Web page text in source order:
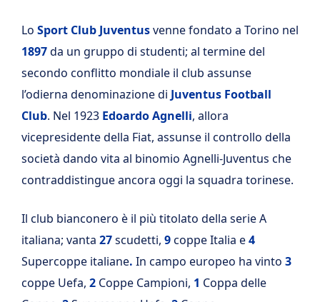
Lo Sport Club Juventusvenne fondato a Torino nel
1897da un gruppo di studenti; al termine del
secondo conflitto mondiale il club assunse
l’odierna denominazione di Juventus Football
Club. Nel 1923 Edoardo Agnelli, allora
vicepresidente della Fiat, assunse il controllo della
società dando vita al binomio Agnelli-Juventus che
contraddistingue ancora oggi la squadra torinese.
Il club bianconero è il più titolato della serie A
italiana; vanta 27scudetti, 9coppe Italia e4
Supercoppe italiane. In campo europeo ha vinto 3
coppe Uefa, 2 Coppe Campioni, 1 Coppa delle